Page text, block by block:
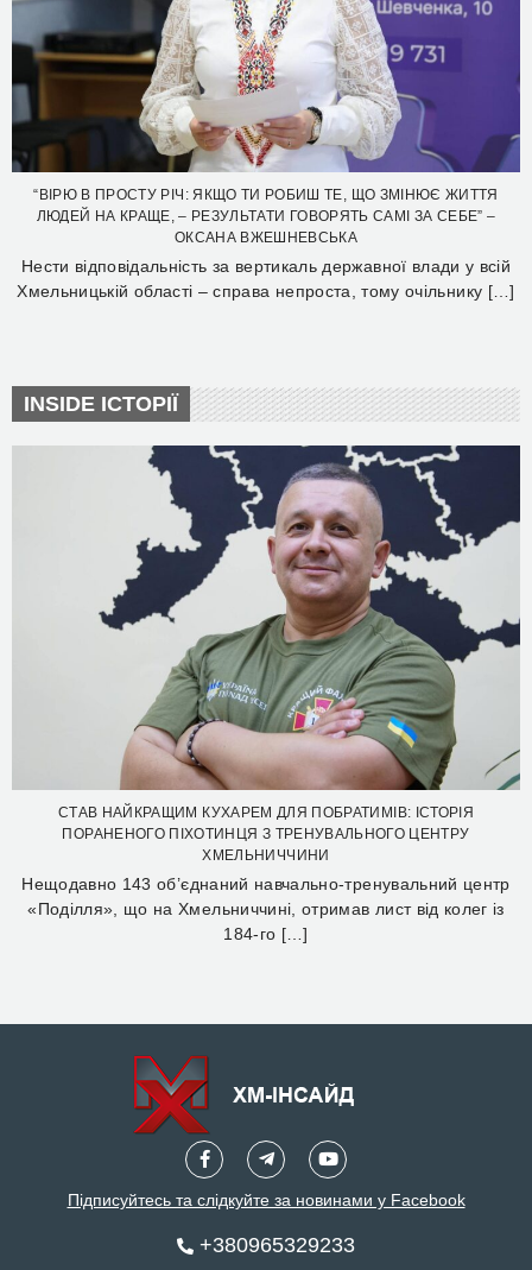
“ВІРЮ В ПРОСТУ РІЧ: ЯКЩО ТИ РОБИШ ТЕ, ЩО ЗМІНЮЄ ЖИТТЯ
ЛЮДЕЙ НА КРАЩЕ, – РЕЗУЛЬТАТИ ГОВОРЯТЬ САМІ ЗА СЕБЕ” –
ОКСАНА ВЖЕШНЕВСЬКА
Нести відповідальність за вертикаль державної влади у всій
Хмельницькій області – справа непроста, тому очільнику […]
INSIDE ІСТОРІЇ
СТАВ НАЙКРАЩИМ КУХАРЕМ ДЛЯ ПОБРАТИМІВ: ІСТОРІЯ
ПОРАНЕНОГО ПІХОТИНЦЯ З ТРЕНУВАЛЬНОГО ЦЕНТРУ
ХМЕЛЬНИЧЧИНИ
Нещодавно 143 об’єднаний навчально-тренувальний центр
«Поділля», що на Хмельниччині, отримав лист від колег із
184-го […]
Підписуйтесь та слідкуйте за новинами у Facebook
+380965329233